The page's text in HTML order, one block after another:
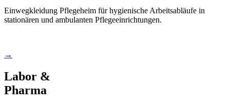
Einwegkleidung Pflegeheim für hygienische Arbeitsabläufe in
stationären und ambulanten Pflegeeinrichtungen.
→
Labor &
Pharma